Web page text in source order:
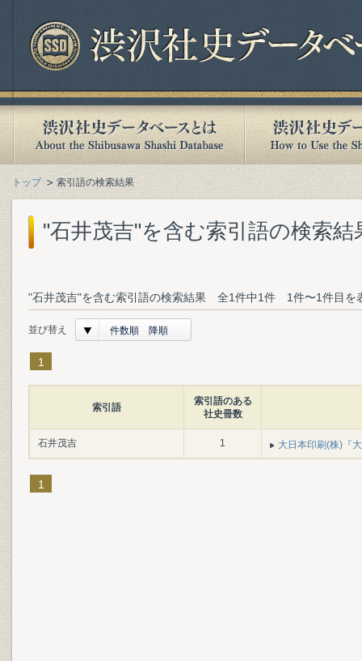
トップ 索引語の検索結果
"石井茂吉"を含む索引語の検索結
"石井茂吉"を含む索引語の検索結果 全1件中1件 1件〜1件目を
並び替え 件数順 降順
1
索引語
索引語のある
社史冊数
石井茂吉 1 大日本印刷(株)『
1